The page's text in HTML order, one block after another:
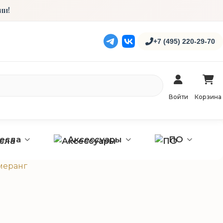
+7 (495) 220-29-70
Войти Корзина
Аксессуары ПО